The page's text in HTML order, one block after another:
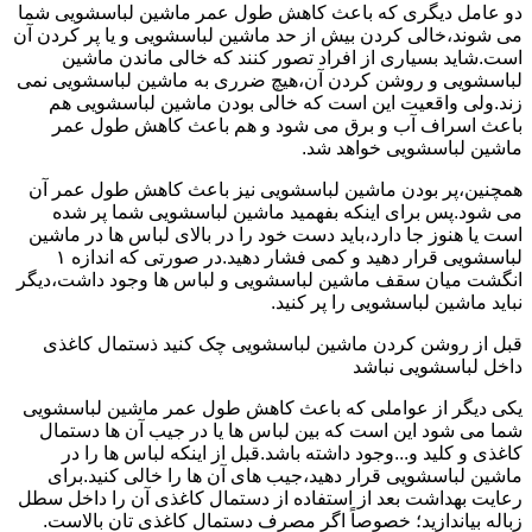
دو عامل دیگری که باعث کاهش طول عمر ماشین لباسشویی شما
می شوند،خالی کردن بیش از حد ماشین لباسشویی و یا پر کردن آن
است.شاید بسیاری از افراد تصور کنند که خالی ماندن ماشین
لباسشویی و روشن کردن آن،هیچ ضرری به ماشین لباسشویی نمی
زند.ولی واقعیت این است که خالی بودن ماشین لباسشویی هم
باعث اسراف آب و برق می شود و هم باعث کاهش طول عمر
ماشین لباسشویی خواهد شد.
همچنین،پر بودن ماشین لباسشویی نیز باعث کاهش طول عمر آن
می شود.پس برای اینکه بفهمید ماشین لباسشویی شما پر شده
است یا هنوز جا دارد،باید دست خود را در بالای لباس ها در ماشین
لباسشویی قرار دهید و کمی فشار دهید.در صورتی که اندازه ۱
انگشت میان سقف ماشین لباسشویی و لباس ها وجود داشت،دیگر
نباید ماشین لباسشویی را پر کنید.
قبل از روشن کردن ماشین لباسشویی چک کنید ذستمال کاغذی
داخل لباسشویی نباشد
یکی دیگر از عواملی که باعث کاهش طول عمر ماشین لباسشویی
شما می شود این است که بین لباس ها یا در جیب آن ها دستمال
کاغذی و کلید و...وجود داشته باشد.قبل از اینکه لباس ها را در
ماشین لباسشویی قرار دهید،جیب های آن ها را خالی کنید.برای
رعایت بهداشت بعد از استفاده از دستمال کاغذی آن را داخل سطل
زباله بیاندازید؛ خصوصاً اگر مصرف دستمال کاغذی تان بالاست.